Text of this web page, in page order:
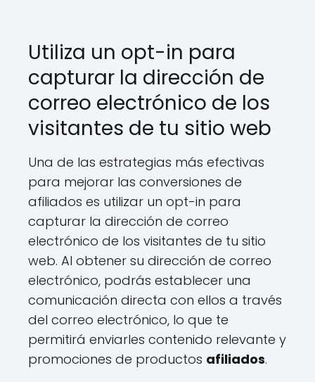
Utiliza un opt-in para
capturar la dirección de
correo electrónico de los
visitantes de tu sitio web
Una de las estrategias más efectivas
para mejorar las conversiones de
afiliados es utilizar un opt-in para
capturar la dirección de correo
electrónico de los visitantes de tu sitio
web. Al obtener su dirección de correo
electrónico, podrás establecer una
comunicación directa con ellos a través
del correo electrónico, lo que te
permitirá enviarles contenido relevante y
promociones de productos afiliados.